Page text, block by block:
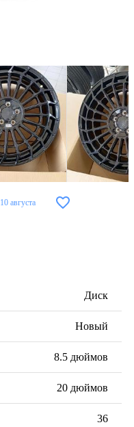
10 августа
Диск
Новый
8.5 дюймов
20 дюймов
36